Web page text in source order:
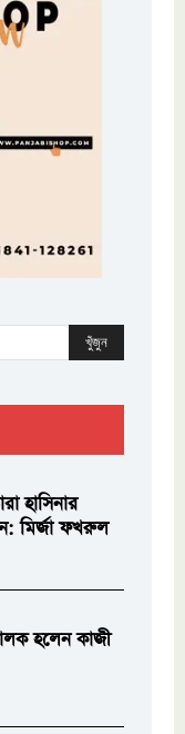
খুঁজুন
হাসিনার
মির্জা ফখরুল
হলেন কাজী